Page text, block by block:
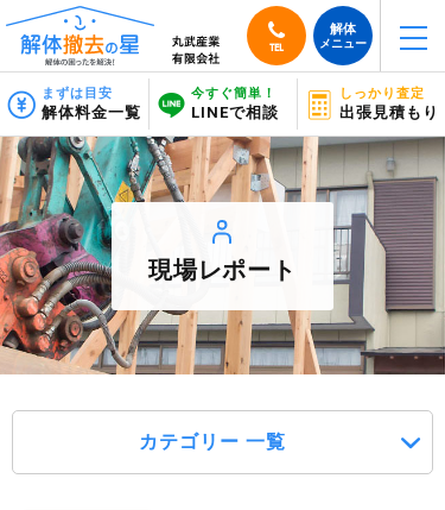
TEL
解体
メニュー
まずは目安
解体料金一覧
今すぐ簡単！
LINEで相談
しっかり査定
出張見積もり
現場レポート
カテゴリー 一覧